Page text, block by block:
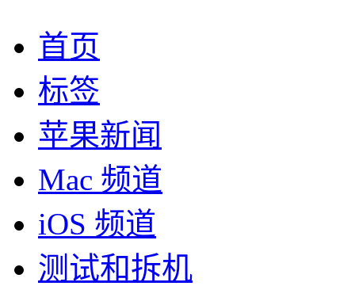
首页
标签
苹果新闻
Mac 频道
iOS 频道
测试和拆机